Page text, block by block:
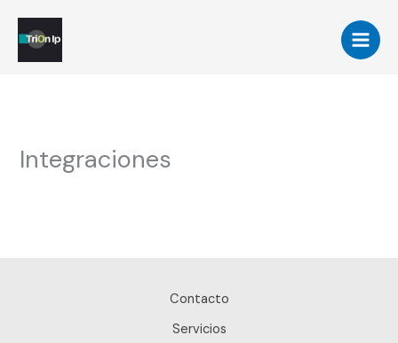
contenido
Integraciones
Contacto
Servicios